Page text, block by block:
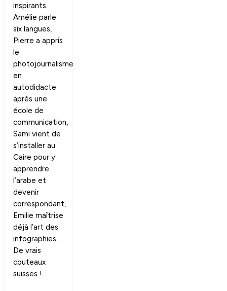
inspirants.
Amélie parle
six langues,
Pierre a appris
le
photojournalisme
en
autodidacte
après une
école de
communication,
Sami vient de
s’installer au
Caire pour y
apprendre
l’arabe et
devenir
correspondant,
Emilie maîtrise
déjà l’art des
infographies…
De vrais
couteaux
suisses !